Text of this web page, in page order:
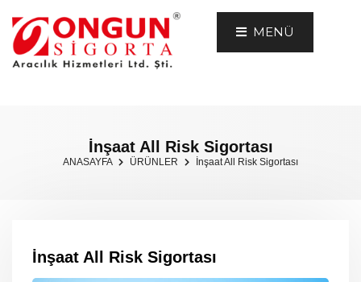
MENÜ
İnşaat All Risk Sigortası
ANASAYFA ÜRÜNLER İnşaat All Risk Sigortası
İnşaat All Risk Sigortası